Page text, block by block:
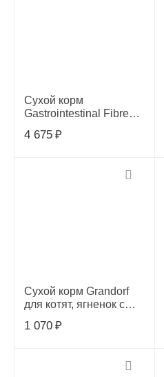
Сухой корм
Gastrointestinal Fibre
при запорах, 2 кг
4 675 ₽
Сухой корм Grandorf
для котят, ягненок с
1 070 ₽